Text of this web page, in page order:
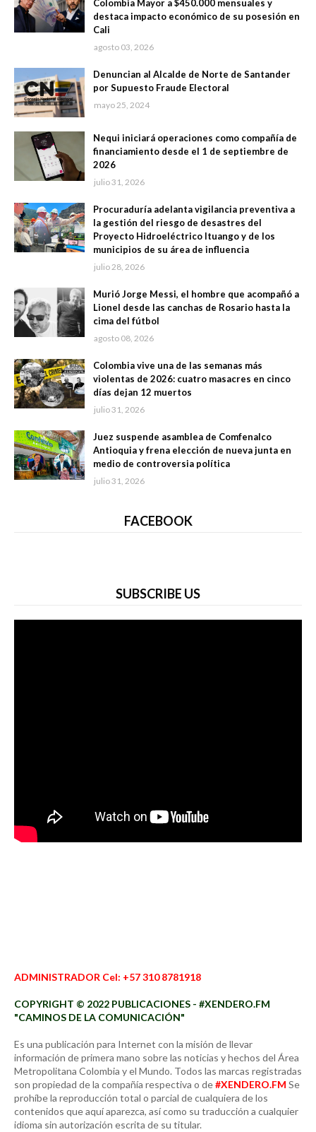
Colombia Mayor a $450.000 mensuales y
destaca impacto económico de su posesión en
Cali
agosto 03, 2026
Denuncian al Alcalde de Norte de Santander
por Supuesto Fraude Electoral
mayo 25, 2024
Nequi iniciará operaciones como compañía de
financiamiento desde el 1 de septiembre de
2026
julio 31, 2026
Procuraduría adelanta vigilancia preventiva a
la gestión del riesgo de desastres del
Proyecto Hidroeléctrico Ituango y de los
municipios de su área de influencia
julio 28, 2026
Murió Jorge Messi, el hombre que acompañó a
Lionel desde las canchas de Rosario hasta la
cima del fútbol
agosto 08, 2026
Colombia vive una de las semanas más
violentas de 2026: cuatro masacres en cinco
días dejan 12 muertos
julio 31, 2026
Juez suspende asamblea de Comfenalco
Antioquia y frena elección de nueva junta en
medio de controversia política
julio 31, 2026
FACEBOOK
SUBSCRIBE US
ADMINISTRADOR Cel: +57 310 8781918
COPYRIGHT © 2022 PUBLICACIONES - #XENDERO.FM
"CAMINOS DE LA COMUNICACIÓN"
Es una publicación para Internet con la misión de llevar
información de primera mano sobre las noticias y hechos del Área
Metropolitana Colombia y el Mundo. Todos las marcas registradas
son propiedad de la compañía respectiva o de#XENDERO.FM Se
prohíbe la reproducción total o parcial de cualquiera de los
contenidos que aquí aparezca, así como su traducción a cualquier
idioma sin autorización escrita de su titular.